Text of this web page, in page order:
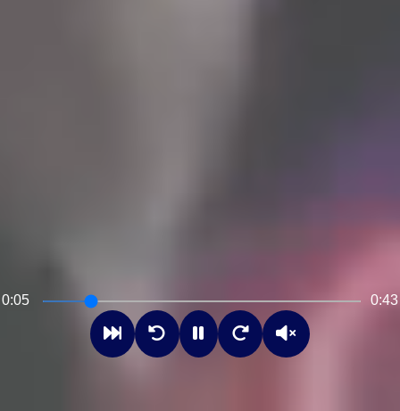
0:07 0:43